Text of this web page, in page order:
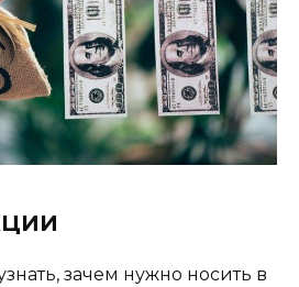
зачем нужно носить в